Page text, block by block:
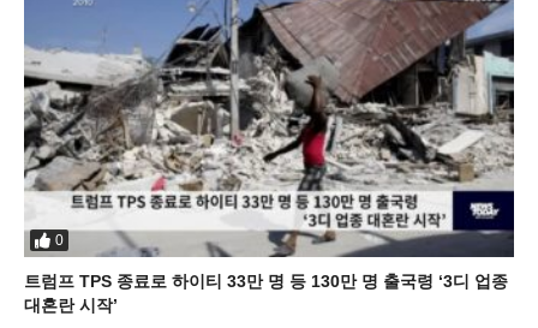
0
트럼프 TPS 종료로 하이티 33만 명 등 130만 명 출국령 ‘3디 업종
대혼란 시작’